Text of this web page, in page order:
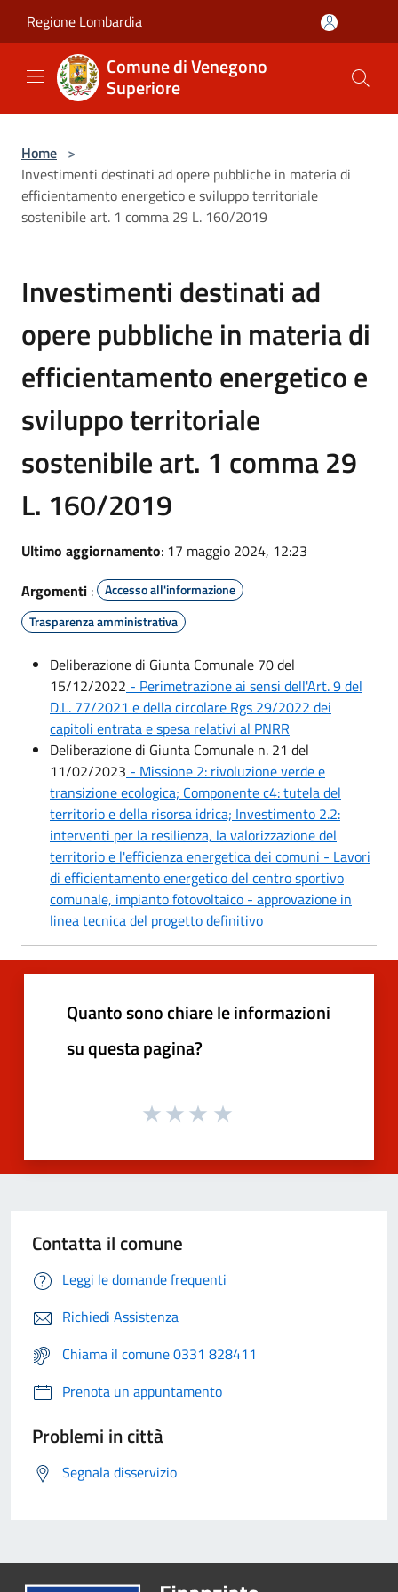
Regione Lombardia
Comune di Venegono
Superiore
Home >
Investimenti destinati ad opere pubbliche in materia di
efficientamento energetico e sviluppo territoriale
sostenibile art. 1 comma 29 L. 160/2019
Investimenti destinati ad
opere pubbliche in materia di
efficientamento energetico e
sviluppo territoriale
sostenibile art. 1 comma 29
L. 160/2019
Ultimo aggiornamento: 17 maggio 2024, 12:23
Argomenti :
Accesso all'informazione
Trasparenza amministrativa
Deliberazione di Giunta Comunale 70 del
15/12/2022 - Perimetrazione ai sensi dell'Art. 9 del
D.L. 77/2021 e della circolare Rgs 29/2022 dei
capitoli entrata e spesa relativi al PNRR
Deliberazione di Giunta Comunale n. 21 del
11/02/2023 - Missione 2: rivoluzione verde e
transizione ecologica; Componente c4: tutela del
territorio e della risorsa idrica; Investimento 2.2:
interventi per la resilienza, la valorizzazione del
territorio e l'efficienza energetica dei comuni - Lavori
di efficientamento energetico del centro sportivo
comunale, impianto fotovoltaico - approvazione in
linea tecnica del progetto definitivo
Quanto sono chiare le informazioni
su questa pagina?
Contatta il comune
Leggi le domande frequenti
Richiedi Assistenza
Chiama il comune 0331 828411
Prenota un appuntamento
Problemi in città
Segnala disservizio